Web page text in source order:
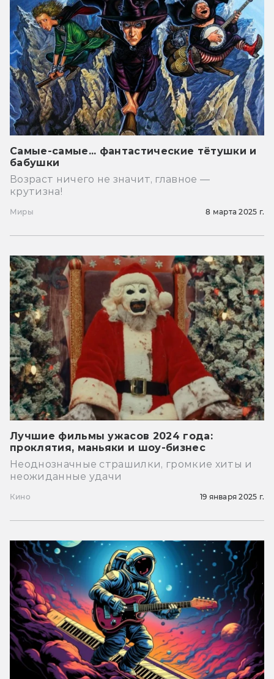
Самые-самые... фантастические тётушки и
бабушки
Возраст ничего не значит, главное —
крутизна!
Миры 8 марта 2025 г.
Лучшие фильмы ужасов 2024 года:
проклятия, маньяки и шоу-бизнес
Неоднозначные страшилки, громкие хиты и
неожиданные удачи
Кино 19 января 2025 г.